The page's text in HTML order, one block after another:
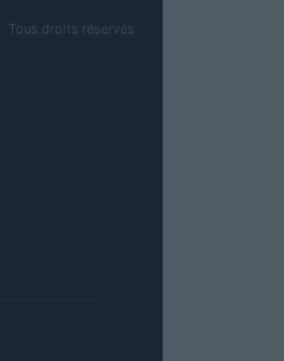
Tous droits réservés